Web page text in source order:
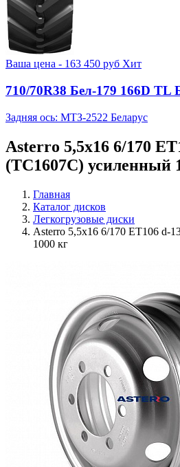
Ваша цена - 163 450 руб Хит
710/70R38 Бел-179 166D TL
Задняя ось: МТЗ-2522 Беларус
Asterro 5,5x16 6/170
(TC1607C) усиленный
Главная
Каталог дисков
Легкогрузовые диски
Asterro 5,5x16 6/170 ET106 d-
1000 кг